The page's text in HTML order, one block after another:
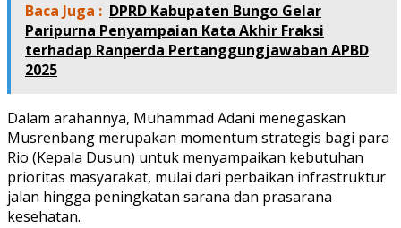
Baca Juga : DPRD Kabupaten Bungo Gelar
Paripurna Penyampaian Kata Akhir Fraksi
terhadap Ranperda Pertanggungjawaban APBD
2025
Dalam arahannya, Muhammad Adani menegaskan
Musrenbang merupakan momentum strategis bagi para
Rio (Kepala Dusun) untuk menyampaikan kebutuhan
prioritas masyarakat, mulai dari perbaikan infrastruktur
jalan hingga peningkatan sarana dan prasarana
kesehatan.